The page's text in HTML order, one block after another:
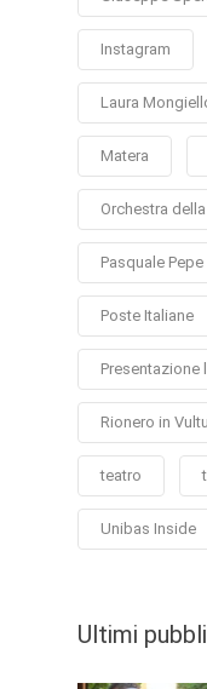
Instagram
Laura
Matera
Orchestra
Pasquale Pepe
Poste Italiane
Presentazione
Rionero in
teatro
Unibas Inside
Ultimi